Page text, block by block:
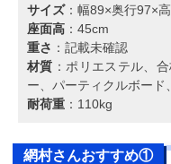
サイズ：幅89×奥行97×
座面高 ：45cm
重さ ：記載未確認
材質 ：ポリエステル、
ー、パーティクルボー
耐荷重 ：110kg
網村さんおすすめ①